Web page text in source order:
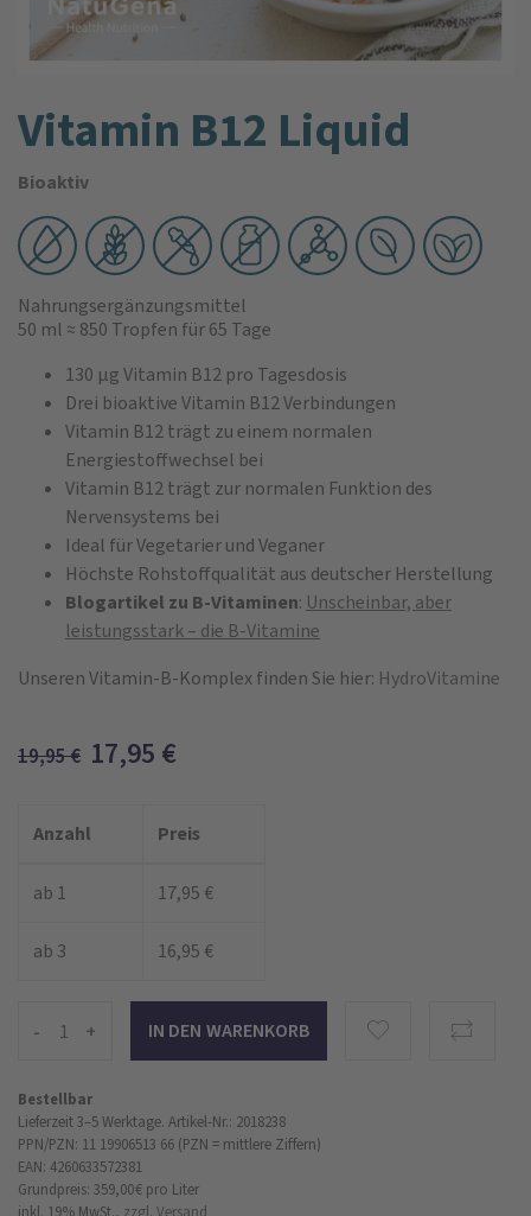
Vitamin B12 Liquid
Bioaktiv
Nahrungsergänzungsmittel
50 ml ≈ 850 Tropfen für 65 Tage
130 µg Vitamin B12 pro Tagesdosis
Drei bioaktive Vitamin B12 Verbindungen
Vitamin B12 trägt zu einem normalen
Energiestoffwechsel bei
Vitamin B12 trägt zur normalen Funktion des
Nervensystems bei
Ideal für Vegetarier und Veganer
Höchste Rohstoffqualität aus deutscher Herstellung
Blogartikel zu B-Vitaminen: Unscheinbar, aber
leistungsstark – die B-Vitamine
Unseren Vitamin-B-Komplex finden Sie hier: HydroVitamine
19,95€ 17,95 €
Anzahl Preis
ab 1 17,95 €
ab 3 16,95 €
- +
Bestellbar
Lieferzeit 3–5 Werktage. Artikel-Nr.: 2018238
PPN/PZN: 11 19906513 66 (PZN = mittlere Ziffern)
EAN: 4260633572381
Grundpreis: 359,00 € pro Liter
inkl. 19% MwSt., zzgl. Versand